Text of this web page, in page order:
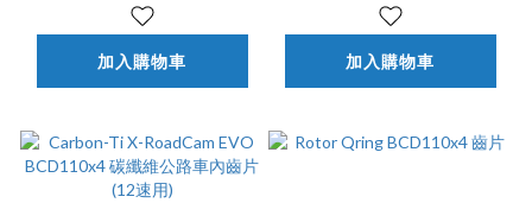
加入購物車 加入購物車